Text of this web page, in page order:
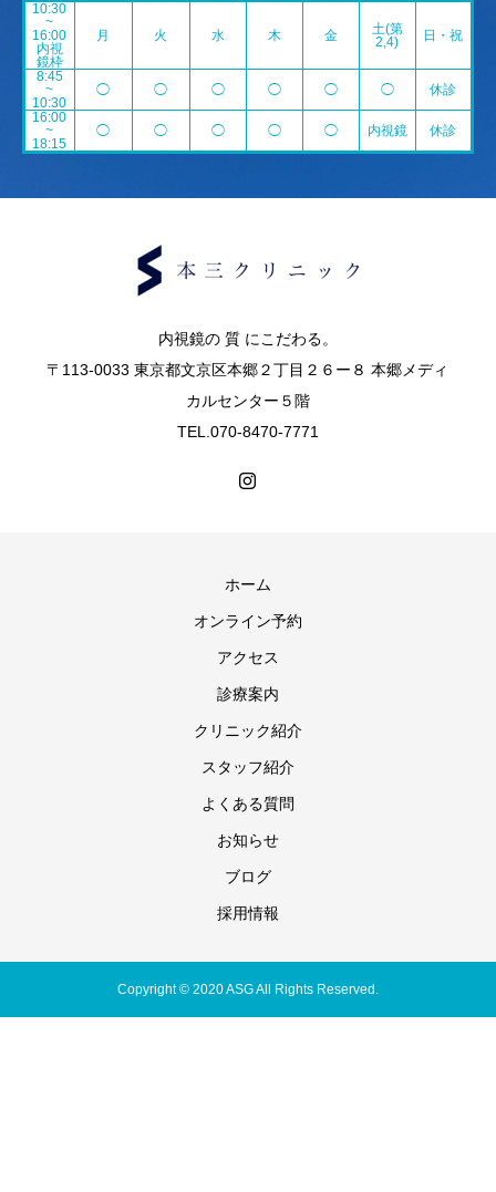
10:30
~
16:00
内視
鏡枠
月 火 水 木 金
土(第
2,4)
日・祝
8:45
~
10:30
◯ ◯ ◯ ◯ ◯ ◯
休診
16:00
~
18:15
◯ ◯ ◯ ◯ ◯ 内視鏡 休診
内視鏡の 質 にこだわる。
〒113-0033 東京都文京区本郷２丁目２６ー８ 本郷メディ
カルセンター５階
TEL.070-8470-7771
ホーム
オンライン予約
アクセス
診療案内
クリニック紹介
スタッフ紹介
よくある質問
お知らせ
ブログ
採用情報
Copyright © 2020 ASG All Rights Reserved.